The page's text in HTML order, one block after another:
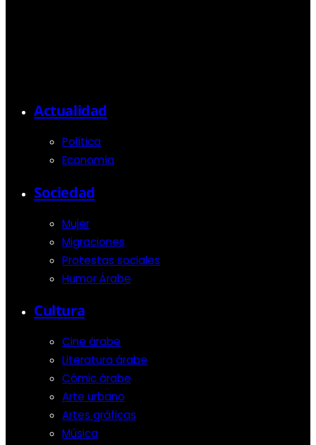
Actualidad
Política
Economía
Sociedad
Mujer
Migraciones
Protestas sociales
Humor Árabe
Cultura
Cine árabe
Literatura árabe
Cómic árabe
Arte urbano
Artes gráficas
Música